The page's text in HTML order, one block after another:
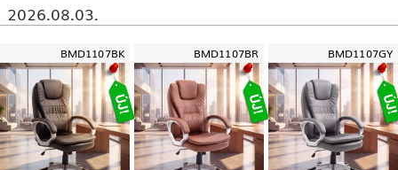
2026.08.03.
BMD1107BK BMD1107BR BMD1107GY